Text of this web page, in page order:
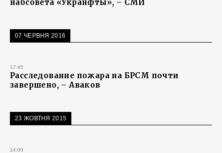
набсовета «Укранфты», – СМИ
07 ЧЕРВНЯ 2016
17:45
Расследование пожара на БРСМ почти
завершено, – Аваков
23 ЖОВТНЯ 2015
14:00